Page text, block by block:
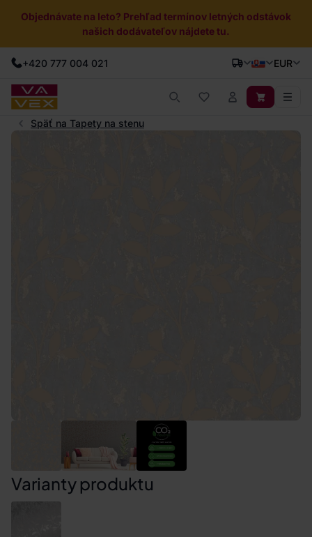
Objednávate na leto? Prehľad termínov letných odstávok
našich dodávateľov nájdete tu.
+420 777 004 021 EUR
Späť na Tapety na stenu
Varianty produktu